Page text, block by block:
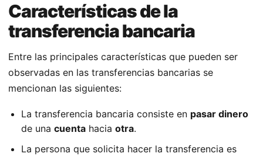
Características de la
transferencia bancaria
Entre las principales características que pueden ser
observadas en las transferencias bancarias se
mencionan las siguientes:
La transferencia bancaria consiste en pasar dinero
de una cuenta hacia otra.
La persona que solicita hacer la transferencia es